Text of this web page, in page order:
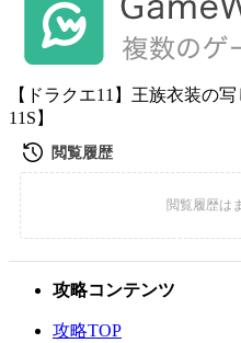
【ドラクエ11】王族衣装の
11S】
攻略コンテンツ
攻略TOP